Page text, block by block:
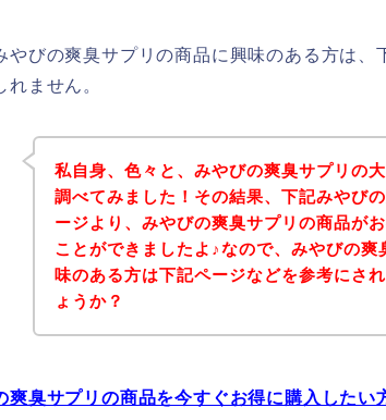
やびの爽臭サプリの商品に興味のある方は、
れません。
私自身、色々と、みやびの爽臭サプリの
調べてみました！その結果、下記みやび
ージより、みやびの爽臭サプリの商品が
ことができましたよ♪なので、みやびの爽
味のある方は下記ページなどを参考にさ
ょうか？
爽臭サプリの商品を今すぐお得に購入したい